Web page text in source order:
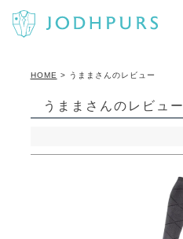
HOME うままさんのレビュー
うままさんのレビュー